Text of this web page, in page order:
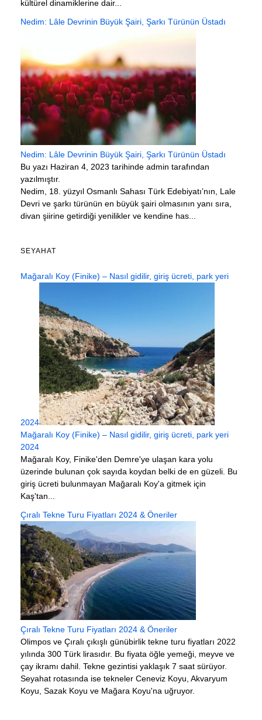
kültürel dinamiklerine dair...
Nedim: Lâle Devrinin Büyük Şairi, Şarkı Türünün Üstadı
Nedim: Lâle Devrinin Büyük Şairi, Şarkı Türünün Üstadı
Bu yazı Haziran 4, 2023 tarihinde admin tarafından
yazılmıştır.
Nedim, 18. yüzyıl Osmanlı Sahası Türk Edebiyatı’nın, Lale
Devri ve şarkı türünün en büyük şairi olmasının yanı sıra,
divan şiirine getirdiği yenilikler ve kendine has...
SEYAHAT
Mağaralı Koy (Finike) – Nasıl gidilir, giriş ücreti, park yeri
2024
Mağaralı Koy (Finike) – Nasıl gidilir, giriş ücreti, park yeri
2024
Mağaralı Koy, Finike'den Demre'ye ulaşan kara yolu
üzerinde bulunan çok sayıda koydan belki de en güzeli. Bu
giriş ücreti bulunmayan Mağaralı Koy'a gitmek için
Kaş'tan...
Çıralı Tekne Turu Fiyatları 2024 & Öneriler
Çıralı Tekne Turu Fiyatları 2024 & Öneriler
Olimpos ve Çıralı çıkışlı günübirlik tekne turu fiyatları 2022
yılında 300 Türk lirasıdır. Bu fiyata öğle yemeği, meyve ve
çay ikramı dahil. Tekne gezintisi yaklaşık 7 saat sürüyor.
Seyahat rotasında ise tekneler Ceneviz Koyu, Akvaryum
Koyu, Sazak Koyu ve Mağara Koyu'na uğruyor.